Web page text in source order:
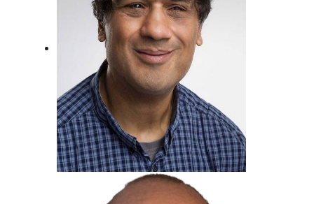
Kindertraum erfüllt, Beim Radio